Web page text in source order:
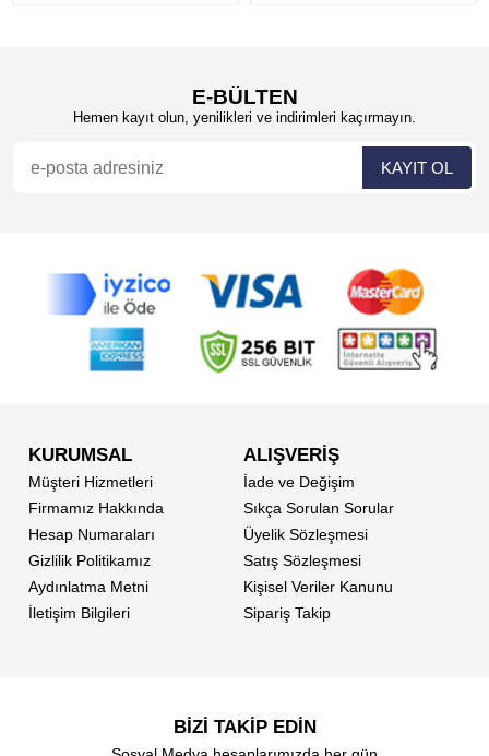
E-BÜLTEN
Hemen kayıt olun, yenilikleri ve indirimleri kaçırmayın.
KURUMSAL
Müşteri Hizmetleri
Firmamız Hakkında
Hesap Numaraları
Gizlilik Politikamız
Aydınlatma Metni
İletişim Bilgileri
ALIŞVERİŞ
İade ve Değişim
Sıkça Sorulan Sorular
Üyelik Sözleşmesi
Satış Sözleşmesi
Kişisel Veriler Kanunu
Sipariş Takip
BİZİ TAKİP EDİN